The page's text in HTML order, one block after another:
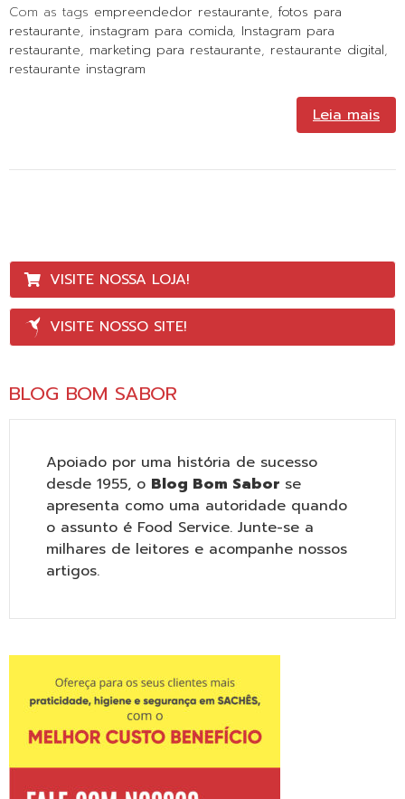
Com as tags empreendedor restaurante, fotos para
restaurante, instagram para comida, Instagram para
restaurante, marketing para restaurante, restaurante digital,
restaurante instagram
Leia mais
VISITE NOSSA LOJA!
VISITE NOSSO SITE!
BLOG BOM SABOR
Apoiado por uma história de sucesso
desde 1955, o Blog Bom Sabor se
apresenta como uma autoridade quando
o assunto é Food Service. Junte-se a
milhares de leitores e acompanhe nossos
artigos.